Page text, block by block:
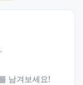
남겨보세요!